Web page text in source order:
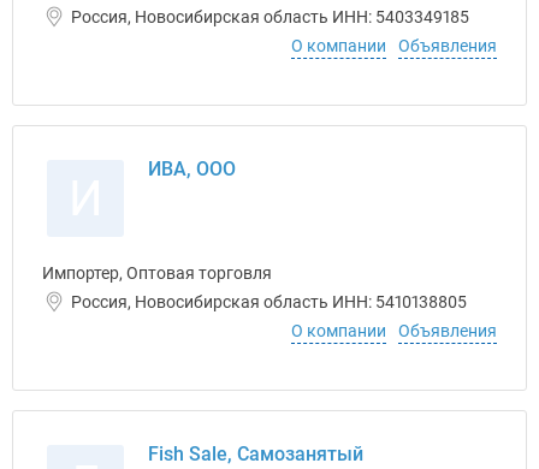
Россия, Новосибирская область ИНН: 5403349185
О компании
Объявления
ИВА, ООО
Импортер, Оптовая торговля
Россия, Новосибирская область ИНН: 5410138805
О компании
Объявления
Fish Sale, Самозанятый